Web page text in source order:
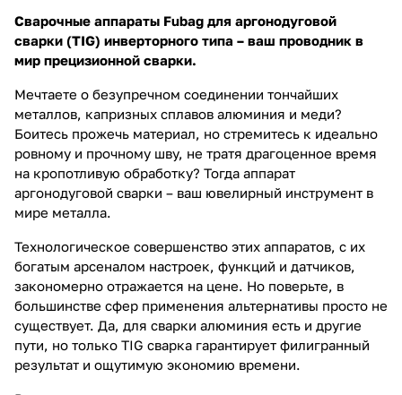
Сварочные аппараты Fubag для аргонодуговой
сварки (TIG) инверторного типа – ваш проводник в
мир прецизионной сварки.
Мечтаете о безупречном соединении тончайших
металлов, капризных сплавов алюминия и меди?
Боитесь прожечь материал, но стремитесь к идеально
ровному и прочному шву, не тратя драгоценное время
на кропотливую обработку? Тогда аппарат
аргонодуговой сварки – ваш ювелирный инструмент в
мире металла.
Технологическое совершенство этих аппаратов, с их
богатым арсеналом настроек, функций и датчиков,
закономерно отражается на цене. Но поверьте, в
большинстве сфер применения альтернативы просто не
существует. Да, для сварки алюминия есть и другие
пути, но только TIG сварка гарантирует филигранный
результат и ощутимую экономию времени.